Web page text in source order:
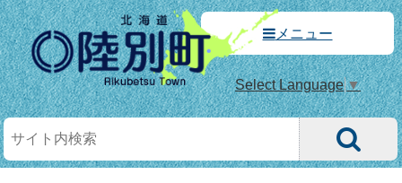
メニュー
Select Language▼